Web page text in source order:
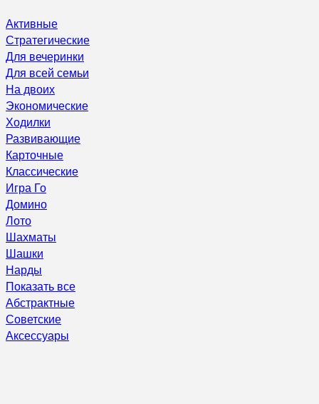
Активные
Стратегические
Для вечеринки
Для всей семьи
На двоих
Экономические
Ходилки
Развивающие
Карточные
Классические
Игра Го
Домино
Лото
Шахматы
Шашки
Нарды
Показать все
Абстрактные
Советские
Аксессуары